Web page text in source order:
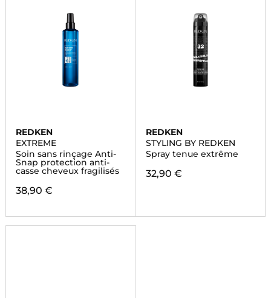
REDKEN
EXTREME
Soin sans rinçage Anti-
Snap protection anti-
casse cheveux fragilisés
38,90 €
REDKEN
STYLING BY REDKEN
Spray tenue extrême
32,90 €